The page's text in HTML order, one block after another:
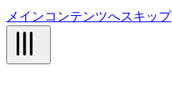
メインコンテンツへスキップ